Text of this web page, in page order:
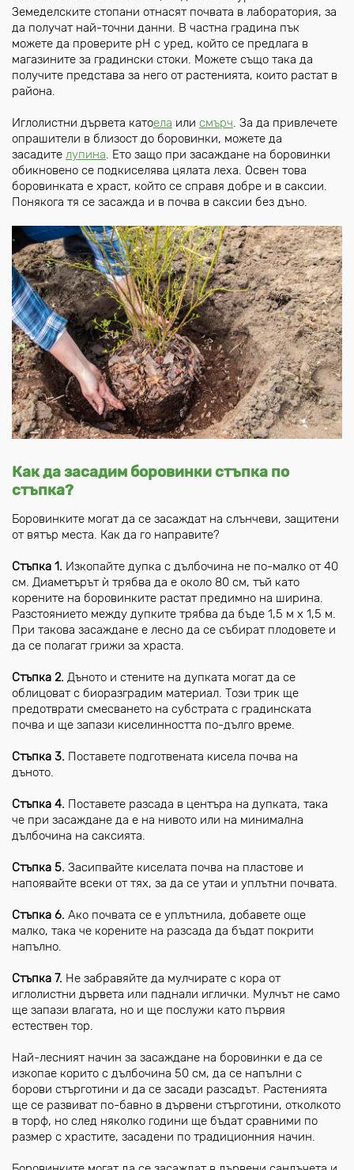
Земеделските стопани отнасят почвата в лаборатория, за
да получат най-точни данни. В частна градина пък
можете да проверите рН с уред, който се предлага в
магазините за градински стоки. Можете също така да
получите представа за него от растенията, които растат в
района.
Иглолистни дървета катоела или смърч. За да привлечете
опрашители в близост до боровинки, можете да
засадите лупина. Ето защо при засаждане на боровинки
обикновено се подкиселява цялата леха. Освен това
боровинката е храст, който се справя добре и в саксии.
Понякога тя се засажда и в почва в саксии без дъно.
Как да засадим боровинки стъпка по
стъпка?
Боровинките могат да се засаждат на слънчеви, защитени
от вятър места. Как да го направите?
Стъпка 1. Изкопайте дупка с дълбочина не по-малко от 40
см. Диаметърът ѝ трябва да е около 80 см, тъй като
корените на боровинките растат предимно на ширина.
Разстоянието между дупките трябва да бъде 1,5 м х 1,5 м.
При такова засаждане е лесно да се събират плодовете и
да се полагат грижи за храста.
Стъпка 2. Дъното и стените на дупката могат да се
облицоват с биоразградим материал. Този трик ще
предотврати смесването на субстрата с градинската
почва и ще запази киселинността по-дълго време.
Стъпка 3. Поставете подготвената кисела почва на
дъното.
Стъпка 4. Поставете разсада в центъра на дупката, така
че при засаждане да е на нивото или на минимална
дълбочина на саксията.
Стъпка 5. Засипвайте киселата почва на пластове и
напоявайте всеки от тях, за да се утаи и уплътни почвата.
Стъпка 6. Ако почвата се е уплътнила, добавете още
малко, така че корените на разсада да бъдат покрити
напълно.
Стъпка 7. Не забравяйте да мулчирате с кора от
иглолистни дървета или паднали иглички. Мулчът не само
ще запази влагата, но и ще послужи като първия
естествен тор.
Най-лесният начин за засаждане на боровинки е да се
изкопае корито с дълбочина 50 см, да се напълни с
борови стърготини и да се засади разсадът. Растенията
ще се развиват по-бавно в дървени стърготини, отколкото
в торф, но след няколко години ще бъдат сравними по
размер с храстите, засадени по традиционния начин.